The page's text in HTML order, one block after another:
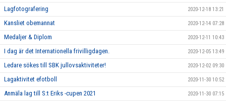
Lagfotografering 2020-12-18 13:21
Kansliet obemannat 2020-12-14 07:28
Medaljer & Diplom 2020-12-11 10:43
I dag är det Internationella frivilligdagen. 2020-12-05 13:49
Ledare sökes till SBK jullovsaktiviteter! 2020-12-02 09:30
Lagaktivitet efotboll 2020-11-30 10:52
Anmäla lag till S:t Eriks -cupen 2021 2020-11-30 07:15